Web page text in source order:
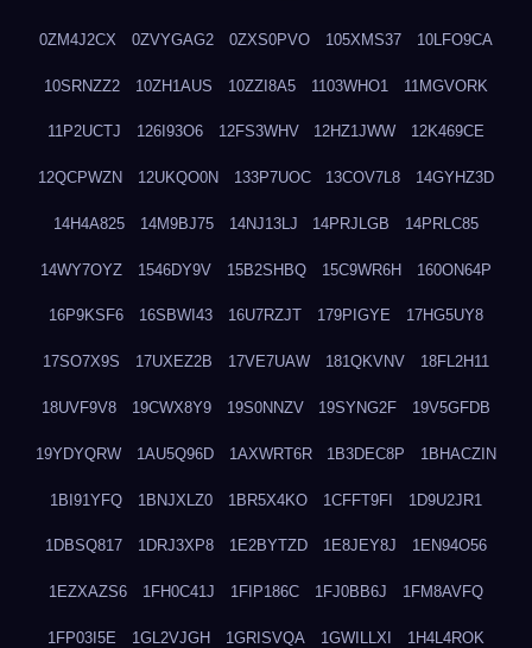
0ZM4J2CX 0ZVYGAG2 0ZXS0PVO 105XMS37 10LFO9CA
10SRNZZ2 10ZH1AUS 10ZZI8A5 1103WHO1 11MGVORK
11P2UCTJ 126I93O6 12FS3WHV 12HZ1JWW 12K469CE
12QCPWZN 12UKQO0N 133P7UOC 13COV7L8 14GYHZ3D
14H4A825 14M9BJ75 14NJ13LJ 14PRJLGB 14PRLC85
14WY7OYZ 1546DY9V 15B2SHBQ 15C9WR6H 160ON64P
16P9KSF6 16SBWI43 16U7RZJT 179PIGYE 17HG5UY8
17SO7X9S 17UXEZ2B 17VE7UAW 181QKVNV 18FL2H11
18UVF9V8 19CWX8Y9 19S0NNZV 19SYNG2F 19V5GFDB
19YDYQRW 1AU5Q96D 1AXWRT6R 1B3DEC8P 1BHACZIN
1BI91YFQ 1BNJXLZ0 1BR5X4KO 1CFFT9FI 1D9U2JR1
1DBSQ817 1DRJ3XP8 1E2BYTZD 1E8JEY8J 1EN94O56
1EZXAZS6 1FH0C41J 1FIP186C 1FJ0BB6J 1FM8AVFQ
1FP03I5E 1GL2VJGH 1GRISVQA 1GWILLXI 1H4L4ROK